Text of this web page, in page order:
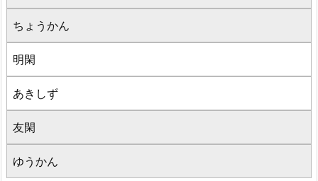
ちょうかん
明閑
あきしず
友閑
ゆうかん